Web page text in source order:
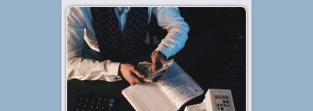
Diterbitkan tanggal 24 Jul 2021, dalam kategori
Bisnis
Tips
Setelah membuat pembukuan
atau pencatatan keuangan dalam
bisnis. Laporan keuangan menjadi
hal selanjutnya yang harus Anda
perhatikan. Karena bagaimana